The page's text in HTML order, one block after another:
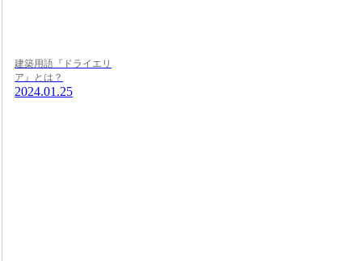
建築用語『ドライエリ
ア』とは？
2024.01.25